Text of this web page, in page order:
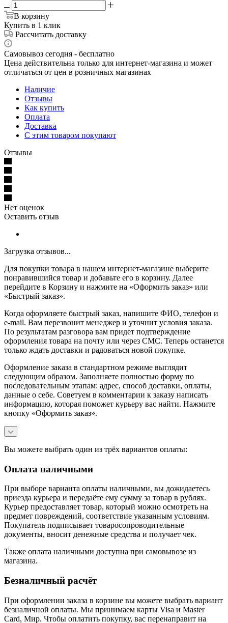
В корзину
Купить в 1 клик
Рассчитать доставку
Самовывоз сегодня - бесплатно
Цена действительна только для интернет-магазина и может
отличаться от цен в розничных магазинах
Наличие
Отзывы
Как купить
Оплата
Доставка
С этим товаром покупают
Отзывы
Нет оценок
Оставить отзыв
Загрузка отзывов...
Для покупки товара в нашем интернет-магазине выберите
понравившийся товар и добавьте его в корзину. Далее
перейдите в Корзину и нажмите на «Оформить заказ» или
«Быстрый заказ».
Когда оформляете быстрый заказ, напишите ФИО, телефон и
e-mail. Вам перезвонит менеджер и уточнит условия заказа.
По результатам разговора вам придет подтверждение
оформления товара на почту или через СМС. Теперь останется
только ждать доставки и радоваться новой покупке.
Оформление заказа в стандартном режиме выглядит
следующим образом. Заполняете полностью форму по
последовательным этапам: адрес, способ доставки, оплаты,
данные о себе. Советуем в комментарии к заказу написать
информацию, которая поможет курьеру вас найти. Нажмите
кнопку «Оформить заказ».
Вы можете выбрать один из трёх вариантов оплаты:
Оплата наличными
При выборе варианта оплаты наличными, вы дожидаетесь
приезда курьера и передаёте ему сумму за товар в рублях.
Курьер предоставляет товар, который можно осмотреть на
предмет повреждений, соответствие указанным условиям.
Покупатель подписывает товаросопроводительные
документы, вносит денежные средства и получает чек.
Также оплата наличными доступна при самовывозе из
магазина.
Безналичный расчёт
При оформлении заказа в корзине вы можете выбрать вариант
безналичной оплаты. Мы принимаем карты Visa и Master
Card, Мир. Чтобы оплатить покупку, вас перенаправит на